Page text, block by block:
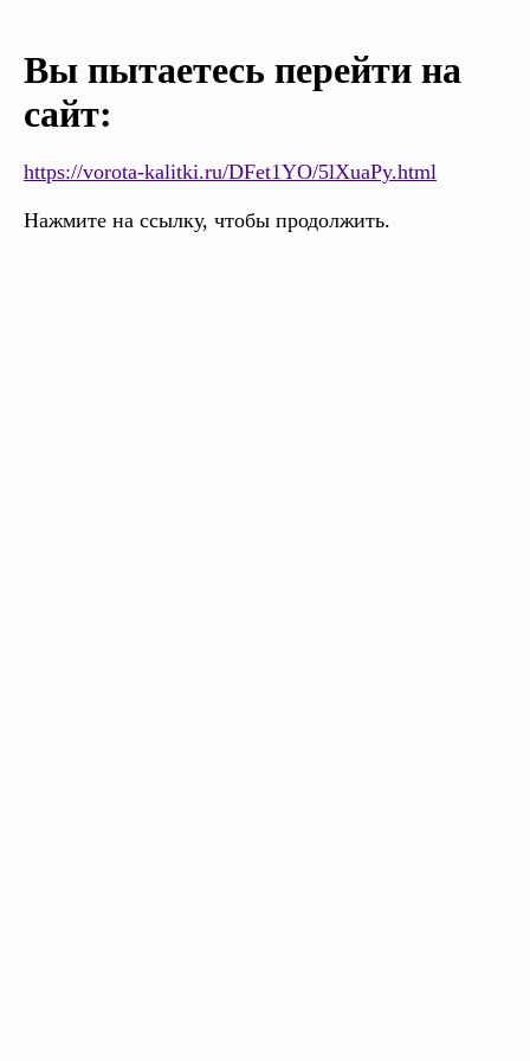
Вы пытаетесь перейти на
сайт:
https://vorota-kalitki.ru/DFet1YO/5lXuaPy.html
Нажмите на ссылку, чтобы продолжить.